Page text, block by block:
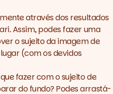
através dos resultados
Assim, podes fazer uma
o sujeito da imagem de
(com os devidos
fazer com o sujeito de
do fundo? Podes arrastá-